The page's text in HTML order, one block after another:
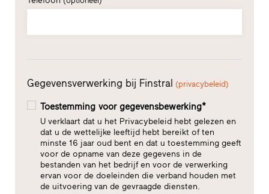
Gegevensverwerking bij Finstral (privacybeleid)
Toestemming voor gegevensbewerking*
U verklaart dat u het Privacybeleid hebt gelezen en
dat u de wettelijke leeftijd hebt bereikt of ten
minste 16 jaar oud bent en dat u toestemming geeft
voor de opname van deze gegevens in de
bestanden van het bedrijf en voor de verwerking
ervan voor de doeleinden die verband houden met
de uitvoering van de gevraagde diensten.